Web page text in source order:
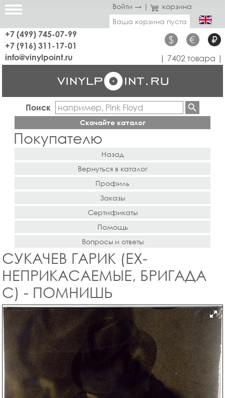
Войти → |
корзина
Ваша корзина пуста
+7 (499) 745-07-99
+7 (916) 311-17-01
$ € ₽
info@vinylpoint.ru | 7402 товара |
Поиск
Скачайте каталог
Покупателю
Назад
Вернуться в каталог
Профиль
Заказы
Сертификаты
Помощь
Вопросы и ответы
СУКАЧЕВ ГАРИК (EX-
НЕПРИКАСАЕМЫЕ, БРИГАДА
С) - ПОМНИШЬ